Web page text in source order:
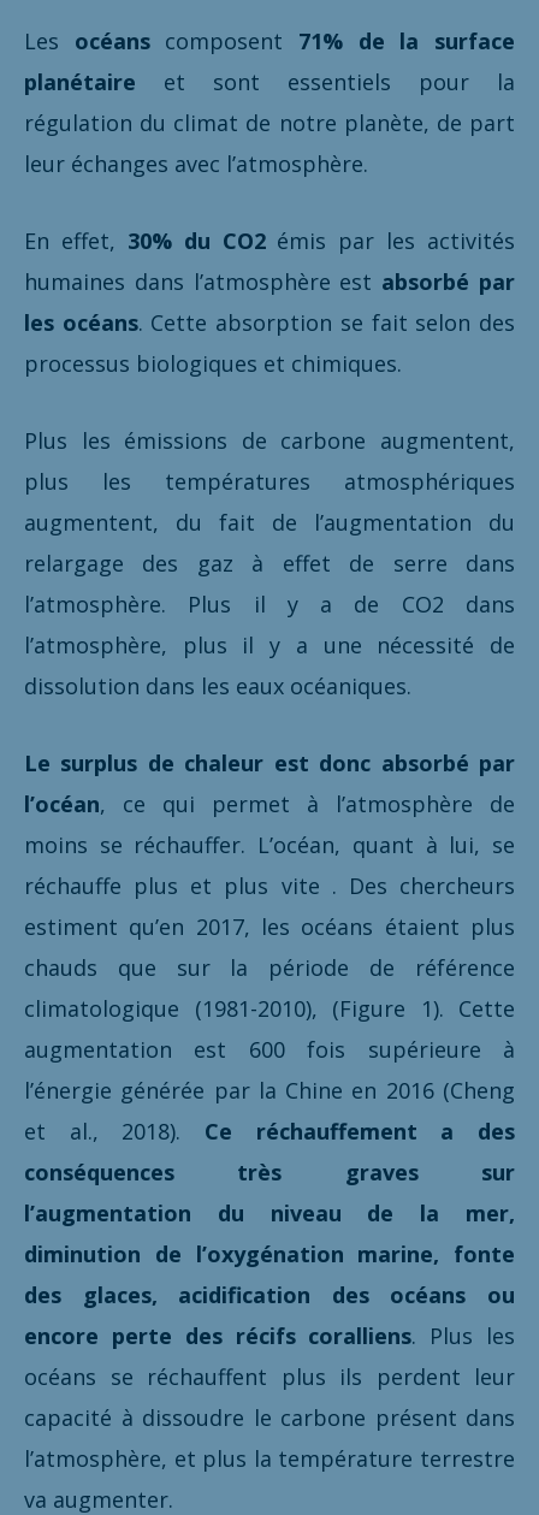
Les océanscomposent 71% de la surface
planétaire et sont essentiels pour la
régulation du climat de notre planète, de part
leur échanges avec l’atmosphère.
En effet, 30% du CO2émis par les activités
humaines dans l’atmosphère est absorbé par
les océans. Cette absorption se fait selon des
processus biologiques et chimiques.
Plus les émissions de carbone augmentent,
plus les températures atmosphériques
augmentent, du fait de l’augmentation du
relargage des gaz à effet de serre dans
l’atmosphère. Plus il y a de CO2 dans
l’atmosphère, plus il y a une nécessité de
dissolution dans les eaux océaniques.
Le surplus de chaleur est donc absorbé par
l’océan, ce qui permet à l’atmosphère de
moins se réchauffer. L’océan, quant à lui, se
réchauffe plus et plus vite . Des chercheurs
estiment qu’en 2017, les océans étaient plus
chauds que sur la période de référence
climatologique (1981-2010), (Figure 1). Cette
augmentation est 600 fois supérieure à
l’énergie générée par la Chine en 2016 (Cheng
et al., 2018). Ce réchauffement a des
conséquences très graves sur
l’augmentation du niveau de la mer,
diminution de l’oxygénation marine, fonte
des glaces, acidification des océans ou
encore perte des récifs coralliens. Plus les
océans se réchauffent plus ils perdent leur
capacité à dissoudre le carbone présent dans
l’atmosphère, et plus la température terrestre
va augmenter.